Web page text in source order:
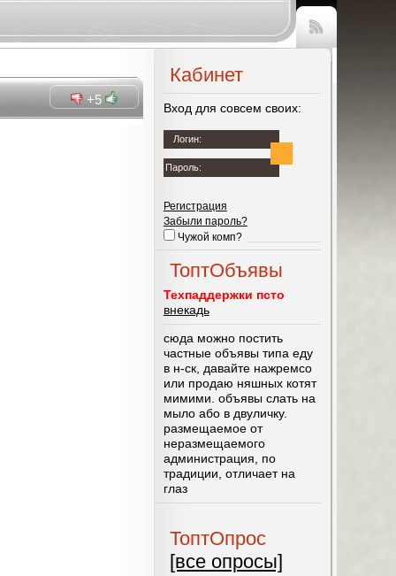
Чтение
+5
Кабинет
Вход для совсем своих:
Логин:
Пароль:
Регистрация
Забыли пароль?
Чужой комп?
ТоптОбъявы
Техпаддержки псто
внекадь
сюда можно постить
частные объявы типа еду
в н-ск, давайте нажремсо
или продаю няшных котят
мимими. объявы слать на
мыло або в двуличку.
размещаемое от
неразмещаемого
администрация, по
традиции, отличает на
глаз
ТоптОпрос
[все опросы]